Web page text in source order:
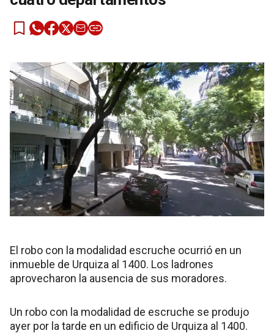
El robo con la modalidad escruche ocurrió en un
inmueble de Urquiza al 1400. Los ladrones
aprovecharon la ausencia de sus moradores.
Un robo con la modalidad de escruche se produjo
ayer por la tarde en un edificio de Urquiza al 1400.